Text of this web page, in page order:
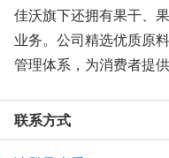
佳沃旗下还拥有果干、
业务。公司精选优质原
管理体系，为消费者提
联系方式